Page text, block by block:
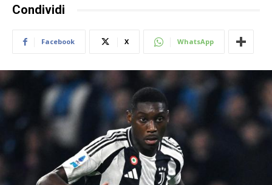
Condividi
Facebook X WhatsApp